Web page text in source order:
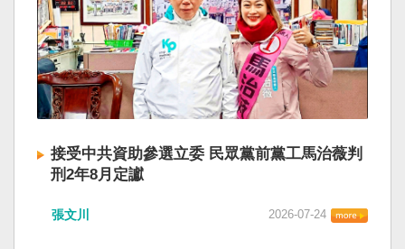
接受中共資助參選立委 民眾黨前黨工馬治薇判
刑2年8月定讞
張文川 2026-07-24